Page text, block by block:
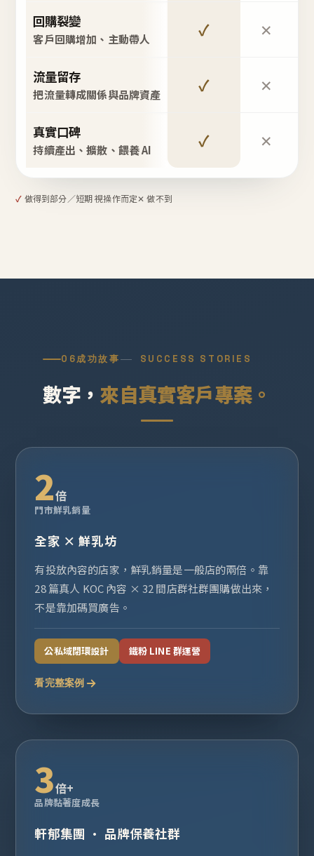
回購裂變
客戶回購增加、主動帶人 ✓ ✕
流量留存
把流量轉成關係與品牌資產 ✓ ✕
真實口碑
持續產出、擴散、餵養 AI ✓ ✕
✓ 做得到部分／短期 視操作而定✕ 做不到
06成功故事 SUCCESS STORIES
數字， 來自真實客戶專案。
2倍
門市鮮乳銷量
全家 × 鮮乳坊
有投放內容的店家，鮮乳銷量是一般店的兩倍。靠
28 篇真人 KOC 內容 × 32 間店群社群團購做出來，
不是靠加碼買廣告。
公私域閉環設計 鐵粉 LINE 群運營
看完整案例
3倍+
品牌黏著度成長
軒郁集團 · 品牌保養社群